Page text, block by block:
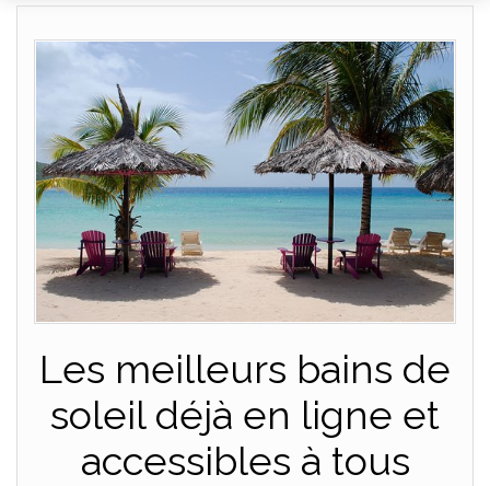
Les meilleurs bains de
soleil déjà en ligne et
accessibles à tous